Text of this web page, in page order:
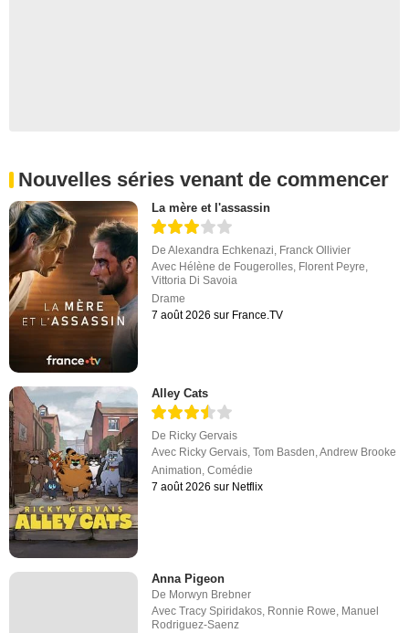
Nouvelles séries venant de commencer
La mère et l'assassin
DeAlexandra Echkenazi Franck Ollivier
Avec Hélène de Fougerolles Florent Peyre
Vittoria Di Savoia
Drame
7 août 2026 sur France.TV
Alley Cats
De Ricky Gervais
Avec Ricky Gervais,Tom Basden,Andrew Brooke
Animation,Comédie
7 août 2026 sur Netflix
Anna Pigeon
De Morwyn Brebner
AvecTracy Spiridakos, Ronnie Rowe, Manuel
Rodriguez-Saenz